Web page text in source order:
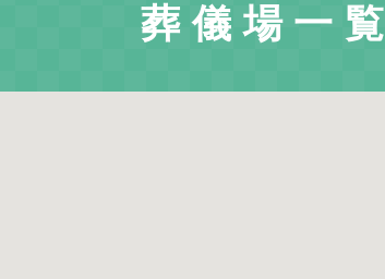
葬儀場一覧